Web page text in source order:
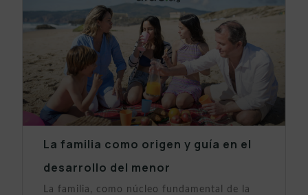
La familia como origen y guía en el
desarrollo del menor
La familia, como núcleo fundamental de la